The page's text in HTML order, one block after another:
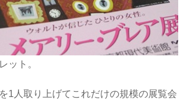
ット。
1人取り上げてこれだけの規模の展覧会